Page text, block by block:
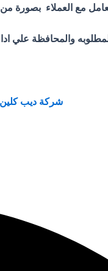
مع العملاء بصورة
والمحافظة علي
شركة ديب كلين